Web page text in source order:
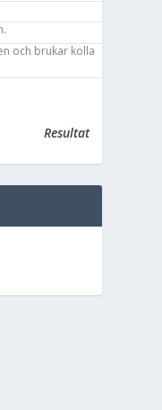
och brukar kolla
Resultat